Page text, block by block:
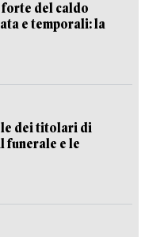
del caldo
e temporali: la
dei titolari di
funerale e le